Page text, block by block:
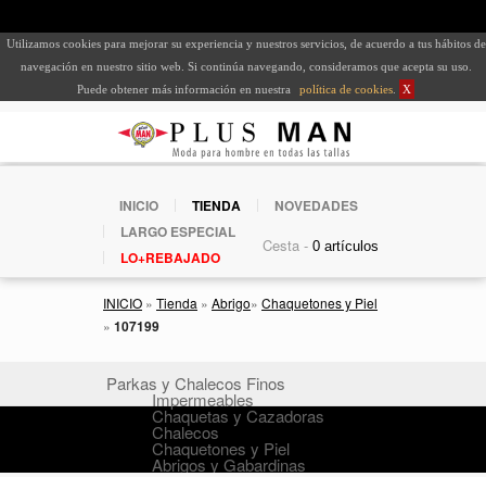
Utilizamos cookies para mejorar su experiencia y nuestros servicios, de acuerdo a tus hábitos de
navegación en nuestro sitio web. Si continúa navegando, consideramos que acepta su uso.
Puede obtener más información en nuestra
política de cookies X
INICIO TIENDA
NOVEDADES
LARGO ESPECIAL
LO+REBAJADO
Cesta -
INICIO » Tienda » Abrigo» Chaquetones y Piel
» 107199
Parkas y Chalecos Finos
Impermeables
Chaquetas y Cazadoras
Chalecos
Chaquetones y Piel
Abrigos y Gabardinas